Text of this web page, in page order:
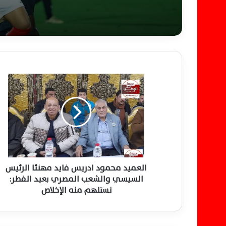
ر
العميد محمود ادريس فايد مهنئا الرئيس
السيسي والشعب المصري بعيد الفطر:
نستلهم منه الإخلاص